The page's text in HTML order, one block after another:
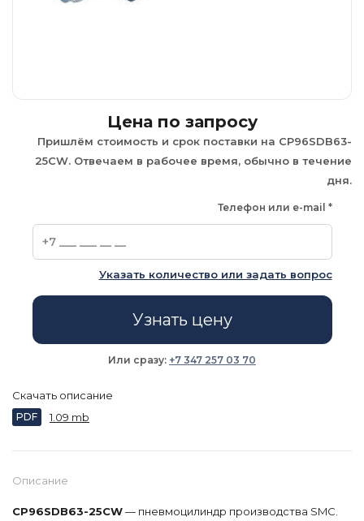
Описание
CP96SDB63-25CW— пневмоцилиндр производства SMC.
Цена по запросу
Пришлём стоимость и срок поставки на CP96SDB63-
25CW. Отвечаем в рабочее время, обычно в течение
дня.
Телефон или e-mail *
Указать количество или задать вопрос
Узнать цену
Или сразу: +7 347 257 03 70
Скачать описание
PDF 1.09 mb